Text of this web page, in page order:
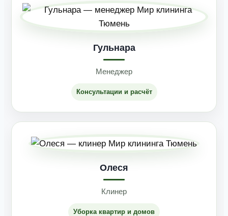
Гульнара
Менеджер
Консультации и расчёт
Олеся
Клинер
Уборка квартир и домов